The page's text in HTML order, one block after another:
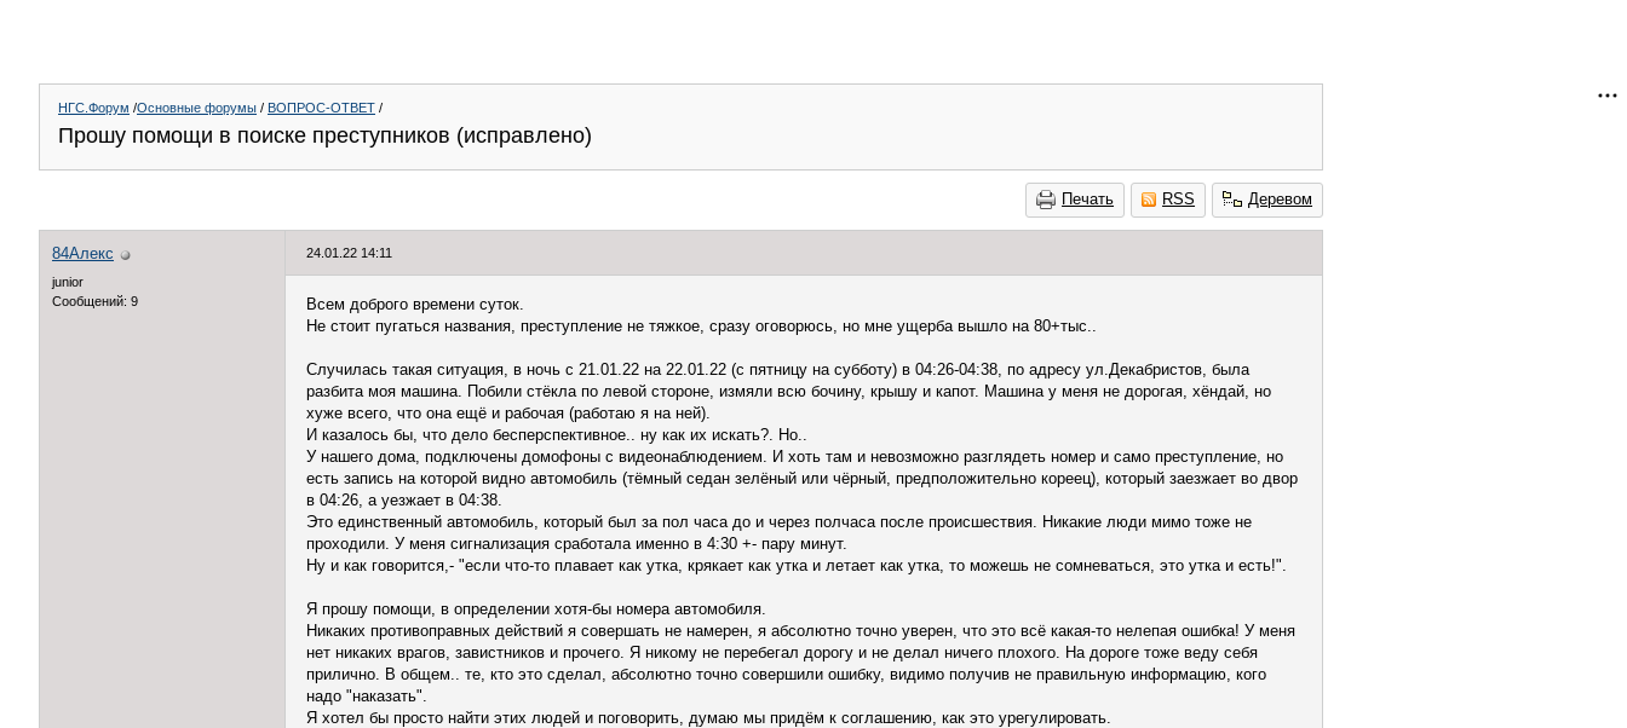
НГС.Форум /Основные форумы / ВОПРОС-ОТВЕТ /
Прошу помощи в поиске преступников (исправлено)
Печать RSS Деревом
84Алекс
junior
Сообщений: 9
24.01.22 14:11
Всем доброго времени суток.
Не стоит пугаться названия, преступление не тяжкое, сразу оговорюсь, но мне ущерба вышло на 80+тыс..
Случилась такая ситуация, в ночь с 21.01.22 на 22.01.22 (с пятницу на субботу) в 04:26-04:38, по адресу ул.Декабристов, была
разбита моя машина. Побили стёкла по левой стороне, измяли всю бочину, крышу и капот. Машина у меня не дорогая, хёндай, но
хуже всего, что она ещё и рабочая (работаю я на ней).
И казалось бы, что дело бесперспективное.. ну как их искать?. Но..
У нашего дома, подключены домофоны с видеонаблюдением. И хоть там и невозможно разглядеть номер и само преступление, но
есть запись на которой видно автомобиль (тёмный седан зелёный или чёрный, предположительно кореец), который заезжает во двор
в 04:26, а уезжает в 04:38.
Это единственный автомобиль, который был за пол часа до и через полчаса после происшествия. Никакие люди мимо тоже не
проходили. У меня сигнализация сработала именно в 4:30 +- пару минут.
Ну и как говорится,- "если что-то плавает как утка, крякает как утка и летает как утка, то можешь не сомневаться, это утка и есть!".
Я прошу помощи, в определении хотя-бы номера автомобиля.
Никаких противоправных действий я совершать не намерен, я абсолютно точно уверен, что это всё какая-то нелепая ошибка! У меня
нет никаких врагов, завистников и прочего. Я никому не перебегал дорогу и не делал ничего плохого. На дороге тоже веду себя
прилично. В общем.. те, кто это сделал, абсолютно точно совершили ошибку, видимо получив не правильную информацию, кого
надо "наказать".
Я хотел бы просто найти этих людей и поговорить, думаю мы придём к соглашению, как это урегулировать.